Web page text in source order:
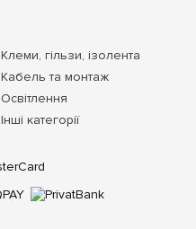
Клеми, гільзи, ізолента
Кабель та монтаж
Освітлення
Інші категорії